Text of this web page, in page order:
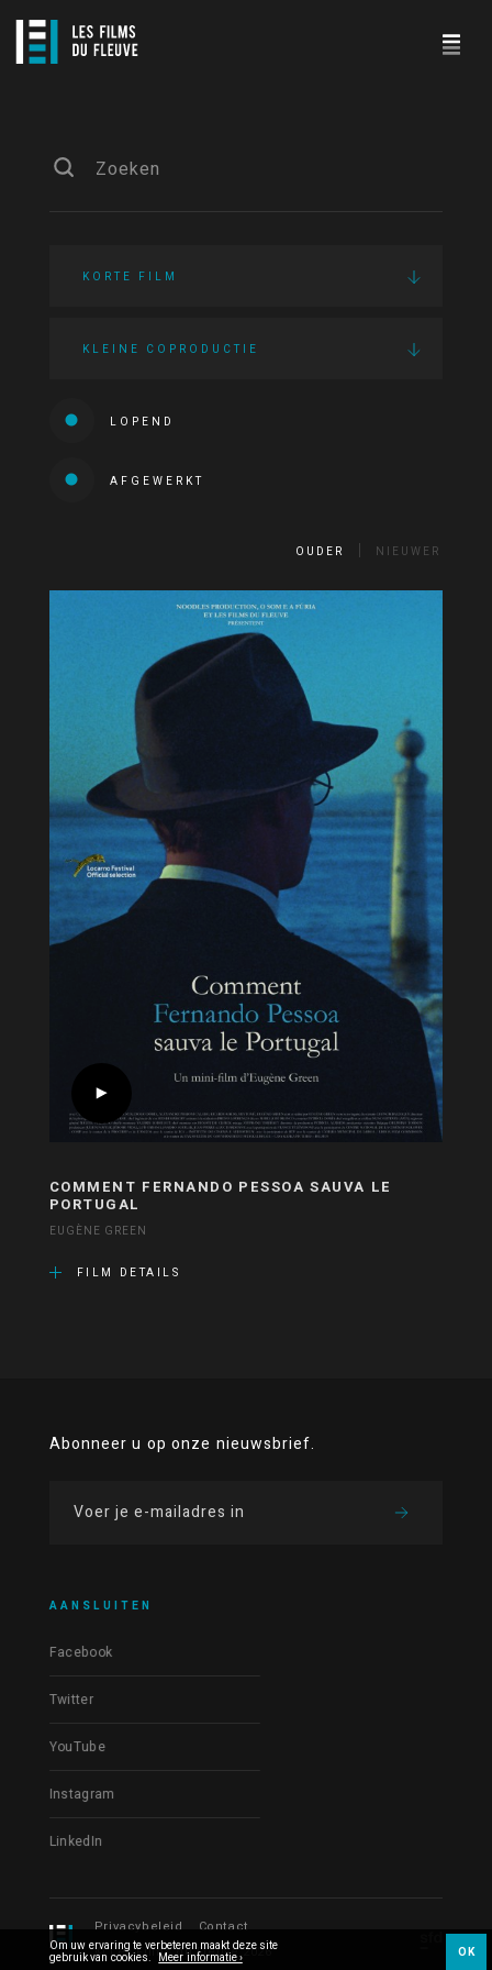
KORTE FILM
KLEINE COPRODUCTIE
LOPEND
AFGEWERKT
OUDER NIEUWER
COMMENT FERNANDO PESSOA SAUVA LE
PORTUGAL
EUGÈNE GREEN
FILM DETAILS
Abonneer u op onze nieuwsbrief.
AANSLUITEN
Facebook
Twitter
YouTube
Instagram
LinkedIn
Privacybeleid
Contact
© Les Films du Fleuve 2026
Om uw ervaring te verbeteren maakt deze site
gebruik van cookies. Meer informatie › OK